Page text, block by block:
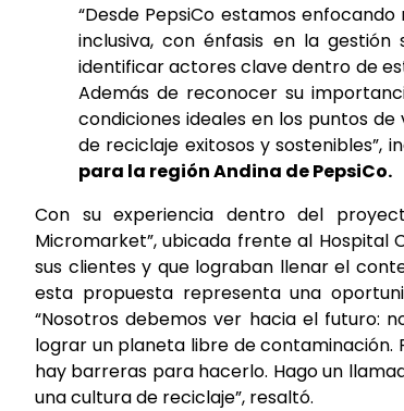
“Desde PepsiCo estamos
inclusiva, con énfasis en la
identificar actores clave dentro de
Además de reconocer su
condiciones ideales en los puntos
de reciclaje exitosos y sostenibles”,
para la región Andina de PepsiCo.
Con su experiencia dentro del
Micromarket”, ubicada frente al Hospital
sus clientes y que lograban llenar el
esta propuesta representa una
“Nosotros debemos ver hacia el futuro:
lograr un planeta libre de contaminación.
hay barreras para hacerlo. Hago un
una cultura de reciclaje”, resaltó.